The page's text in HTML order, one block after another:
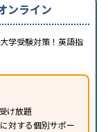
ンライン
学受験対策！英語指
け放題
対する個別サポー